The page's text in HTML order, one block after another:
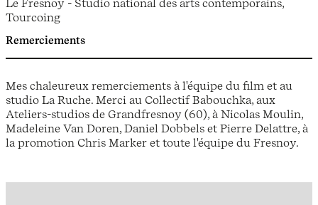
Tourcoing
Remerciements
Mes chaleureux remerciements à l'équipe du film et au
studio La Ruche. Merci au Collectif Babouchka, aux
Ateliers-studios de Grandfresnoy (60), à Nicolas Moulin,
Madeleine Van Doren, Daniel Dobbels et Pierre Delattre, à
la promotion Chris Marker et toute l'équipe du Fresnoy.